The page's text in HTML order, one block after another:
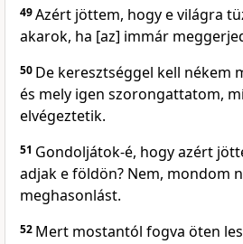
49Azért jöttem, hogy e világra
akarok, ha [az] immár
50 De keresztséggel kell nékem
és mely igen szorongattatom,
elvégeztetik.
51 Gondoljátok-é, hogy azért
adjak e földön? Nem, mondom
meghasonlást.
52 Mert mostantól fogva öten